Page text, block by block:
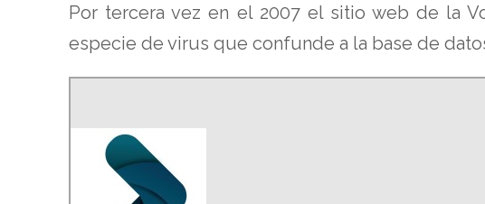
Por tercera vez en el 2007 el sitio web de la
especie de virus que confunde a la base de